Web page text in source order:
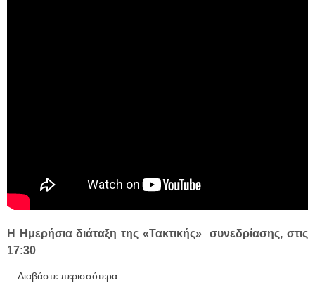
Η Ημερήσια διάταξη της «Τακτικής» συνεδρίασης, στις
17:30
Διαβάστε περισσότερα